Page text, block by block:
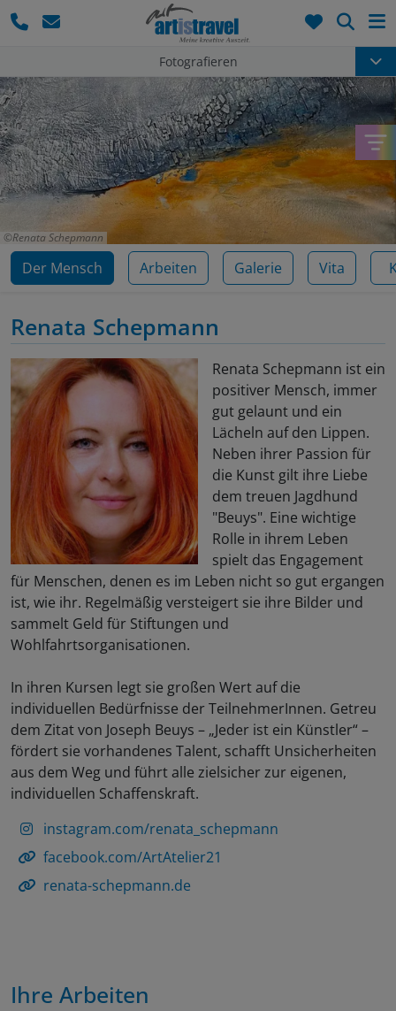
Fotografieren
Renata Schepmann
Der Mensch Arbeiten Galerie Vita
Renata Schepmann
Renata Schepmann ist ein
positiver Mensch, immer
gut gelaunt und ein
Lächeln auf den Lippen.
Neben ihrer Passion für
die Kunst gilt ihre Liebe
dem treuen Jagdhund
"Beuys". Eine wichtige
Rolle in ihrem Leben
spielt das Engagement
für Menschen, denen es im Leben nicht so gut ergangen
ist, wie ihr. Regelmäßig versteigert sie ihre Bilder und
sammelt Geld für Stiftungen und
Wohlfahrtsorganisationen.
In ihren Kursen legt sie großen Wert auf die
individuellen Bedürfnisse der TeilnehmerInnen. Getreu
dem Zitat von Joseph Beuys – „Jeder ist ein Künstler“ –
fördert sie vorhandenes Talent, schafft Unsicherheiten
aus dem Weg und führt alle zielsicher zur eigenen,
individuellen Schaffenskraft.
instagram.com/renata_schepmann
facebook.com/ArtAtelier21
renata-schepmann.de
Ihre Arbeiten